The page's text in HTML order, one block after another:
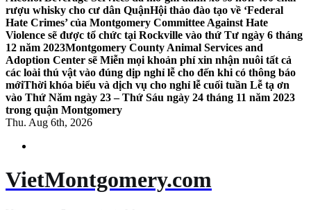
rượu whisky cho cư dân QuậnHội thảo đào tạo về ‘Federal
Hate Crimes’ của Montgomery Committee Against Hate
Violence sẽ được tổ chức tại Rockville vào thứ Tư ngày 6 tháng
12 năm 2023Montgomery County Animal Services and
Adoption Center sẽ Miễn mọi khoản phí xin nhận nuôi tất cả
các loài thú vật vào đúng dịp nghỉ lễ cho đến khi có thông báo
mớiThời khóa biểu và dịch vụ cho nghỉ lễ cuối tuần Lễ tạ ơn
vào Thứ Năm ngày 23 – Thứ Sáu ngày 24 tháng 11 năm 2023
trong quận Montgomery
Thu. Aug 6th, 2026
VietMontgomery.com